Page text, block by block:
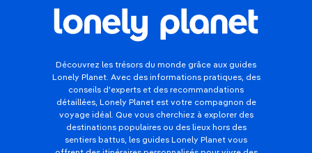
Découvrez les trésors du monde grâce aux guides
Lonely Planet. Avec des informations pratiques, des
conseils d'experts et des recommandations
détaillées, Lonely Planet est votre compagnon de
voyage idéal. Que vous cherchiez à explorer des
destinations populaires ou des lieux hors des
sentiers battus, les guides Lonely Planet vous